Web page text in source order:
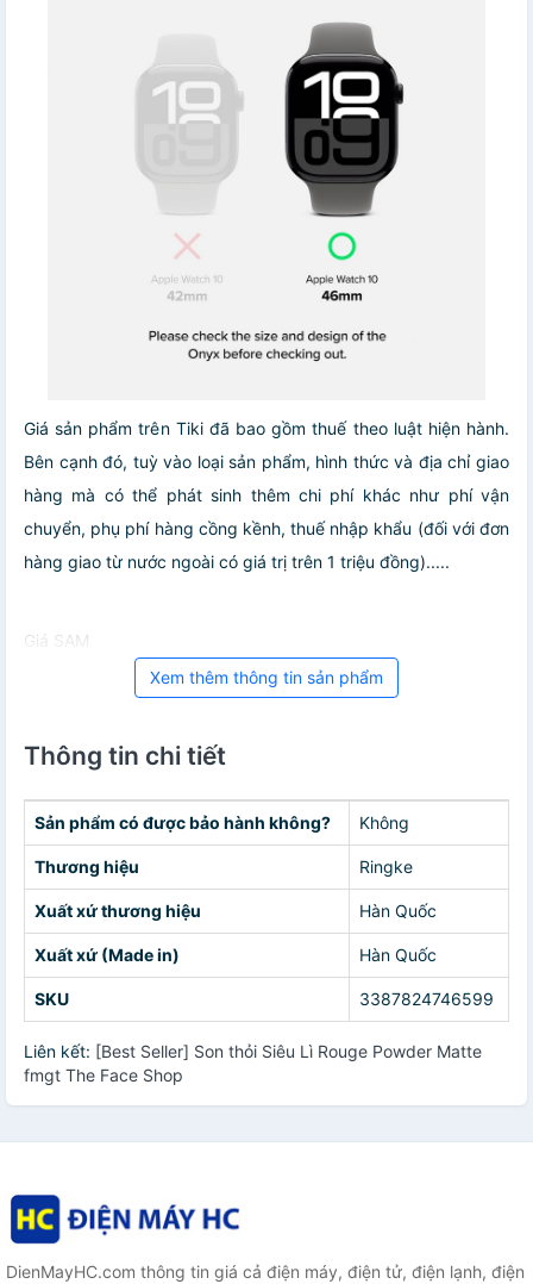
Giá sản phẩm trên Tiki đã bao gồm thuế theo luật hiện hành.
Bên cạnh đó, tuỳ vào loại sản phẩm, hình thức và địa chỉ giao
hàng mà có thể phát sinh thêm chi phí khác như phí vận
chuyển, phụ phí hàng cồng kềnh, thuế nhập khẩu (đối với đơn
hàng giao từ nước ngoài có giá trị trên 1 triệu đồng).....
Giá SAM
Xem thêm thông tin sản phẩm
Thông tin chi tiết
Sản phẩm có được bảo hành không? Không
Thương hiệu Ringke
Xuất xứ thương hiệu Hàn Quốc
Xuất xứ (Made in) Hàn Quốc
SKU 3387824746599
Liên kết: [Best Seller] Son thỏi Siêu Lì Rouge Powder Matte
fmgt The Face Shop
DienMayHC.com thông tin giá cả điện máy, điện tử, điện lạnh, điện